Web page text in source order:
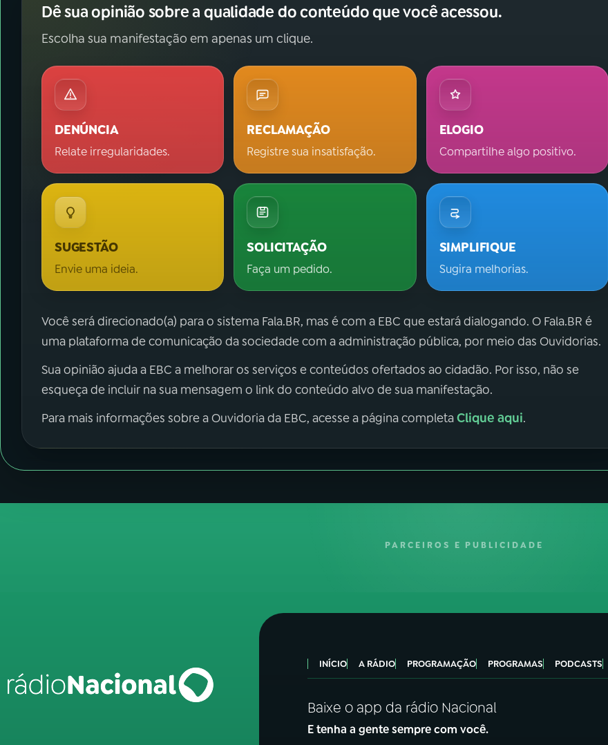
Dê sua opinião sobre a qualidade do conteúdo que você acessou.
Escolha sua manifestação em apenas um clique.
DENÚNCIA
Relate irregularidades.
RECLAMAÇÃO
Registre sua insatisfação.
ELOGIO
Compartilhe algo positivo.
SUGESTÃO
Envie uma ideia.
SOLICITAÇÃO
Faça um pedido.
SIMPLIFIQUE
Sugira melhorias.
Você será direcionado(a) para o sistema Fala.BR, mas é com a EBC que estará dialogando. O Fala.BR é
uma plataforma de comunicação da sociedade com a administração pública, por meio das Ouvidorias.
Sua opinião ajuda a EBC a melhorar os serviços e conteúdos ofertados ao cidadão. Por isso, não se
esqueça de incluir na sua mensagem o link do conteúdo alvo de sua manifestação.
Para mais informações sobre a Ouvidoria da EBC, acesse a página completaClique aqui.
PARCEIROS E PUBLICIDADE
INÍCIO A RÁDIO PROGRAMAÇÃO PROGRAMAS PODCASTS
Baixe o app da rádio Nacional
E tenha a gente sempre com você.